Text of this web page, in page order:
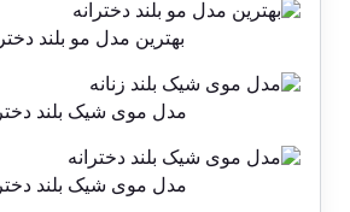
بهترین مدل مو بلند
مدل موی شیک بلند
مدل موی شیک بلند